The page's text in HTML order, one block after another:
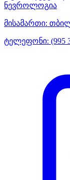
ნევროლოგია
მისამართი:
ტელეფონი: (995